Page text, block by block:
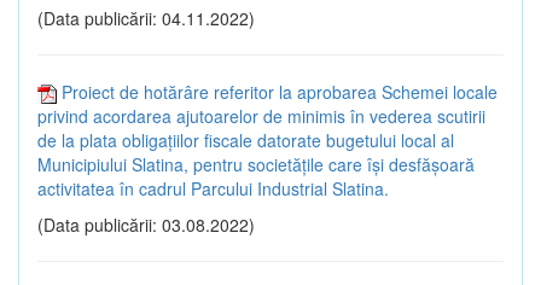
(Data publicării: 04.11.2022)
Proiect de hotărâre referitor la aprobarea Schemei locale
privind acordarea ajutoarelor de minimis în vederea scutirii
de la plata obligațiilor fiscale datorate bugetului local al
Municipiului Slatina, pentru societăţile care își desfăşoară
activitatea în cadrul Parcului Industrial Slatina.
(Data publicării: 03.08.2022)